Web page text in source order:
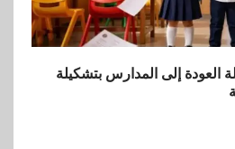
إلى المدارس بتشكيلة